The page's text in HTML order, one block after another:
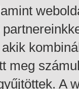
meg
A